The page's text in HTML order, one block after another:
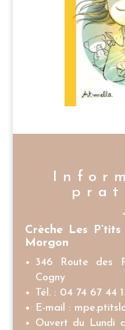
Crèche Les
Morgon
346 Route des
Cogny
Tél. : 04 74 67 44
E-mail :
Ouvert du Lundi